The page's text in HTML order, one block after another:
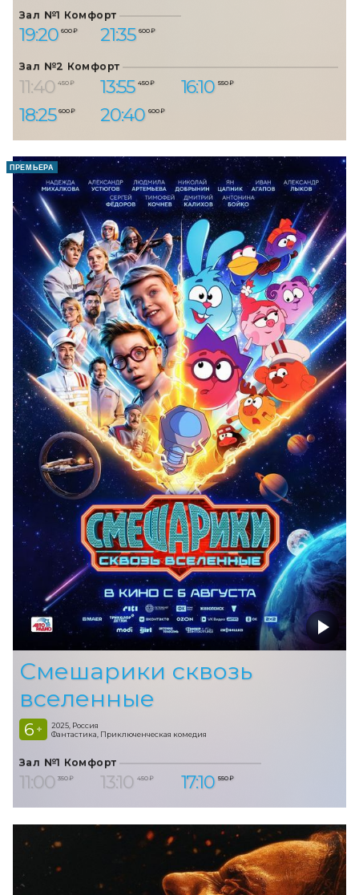
Зал №1 Комфорт
19:20 600 ₽ 21:35 600 ₽
Зал №2 Комфорт
11:40 450 ₽ 13:55 450 ₽ 16:10 550 ₽
18:25 600 ₽ 20:40 600 ₽
ПРЕМЬЕРА
Смешарики сквозь
вселенные
6 +
2025, Россия
Фантастика, Приключенческая комедия
Зал №1 Комфорт
11:00 350 ₽ 13:10 450 ₽ 17:10 550 ₽